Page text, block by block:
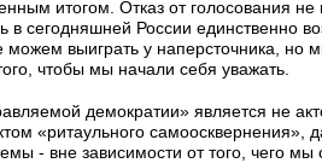
итогом. Отказ от голосования
в сегодняшней России единственно
выиграть у наперсточника, но
чтобы мы начали себя уважать.
демократии» является не
«ритаульного самоосквернения»,
- вне зависимости от того, чего